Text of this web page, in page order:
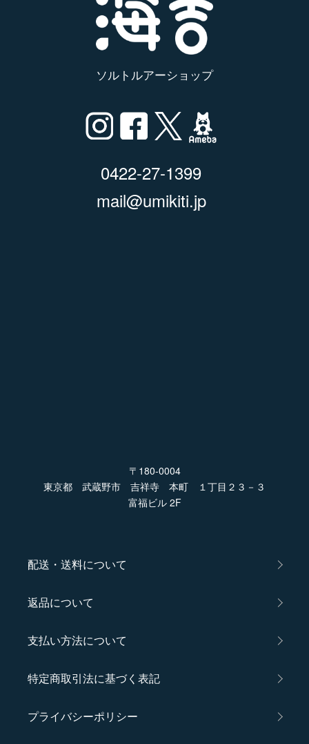
ソルトルアーショップ
0422-27-1399
mail@umikiti.jp
〒180-0004
東京都 武蔵野市 吉祥寺 本町 １丁目２３－３
富福ビル 2F
配送・送料について
返品について
支払い方法について
特定商取引法に基づく表記
プライバシーポリシー